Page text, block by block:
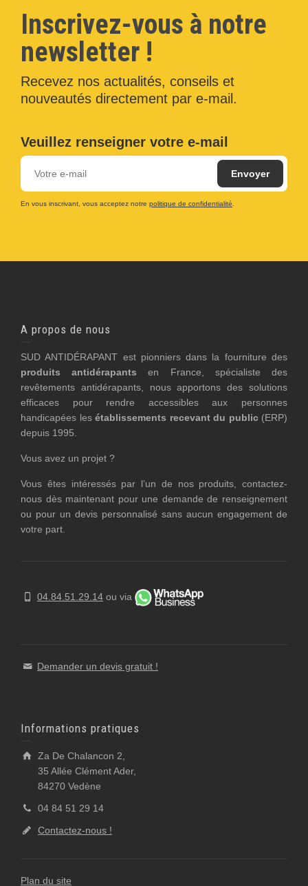
Inscrivez-vous à notre
newsletter !
Recevez nos actualités, conseils et
nouveautés directement par e-mail.
Veuillez renseigner votre e-mail
En vous inscrivant, vous acceptez notre politique de confidentialité.
A propos de nous
SUD ANTIDÉRAPANT est pionniers dans la fourniture des
produits antidérapants en France, spécialiste des
revêtements antidérapants, nous apportons des solutions
efficaces pour rendre accessibles aux personnes
handicapées les établissements recevant du public(ERP)
depuis 1995.
Vous avez un projet ?
Vous êtes intéressés par l’un de nos produits, contactez-
nous dès maintenant pour une demande de renseignement
ou pour un devis personnalisé sans aucun engagement de
votre part.
04.84.51.29.14 ou via
Demander un devis gratuit !
Informations pratiques
Za De Chalancon 2,
35 Allée Clément Ader,
84270 Vedène
04 84 51 29 14
Contactez-nous !
Plan du site